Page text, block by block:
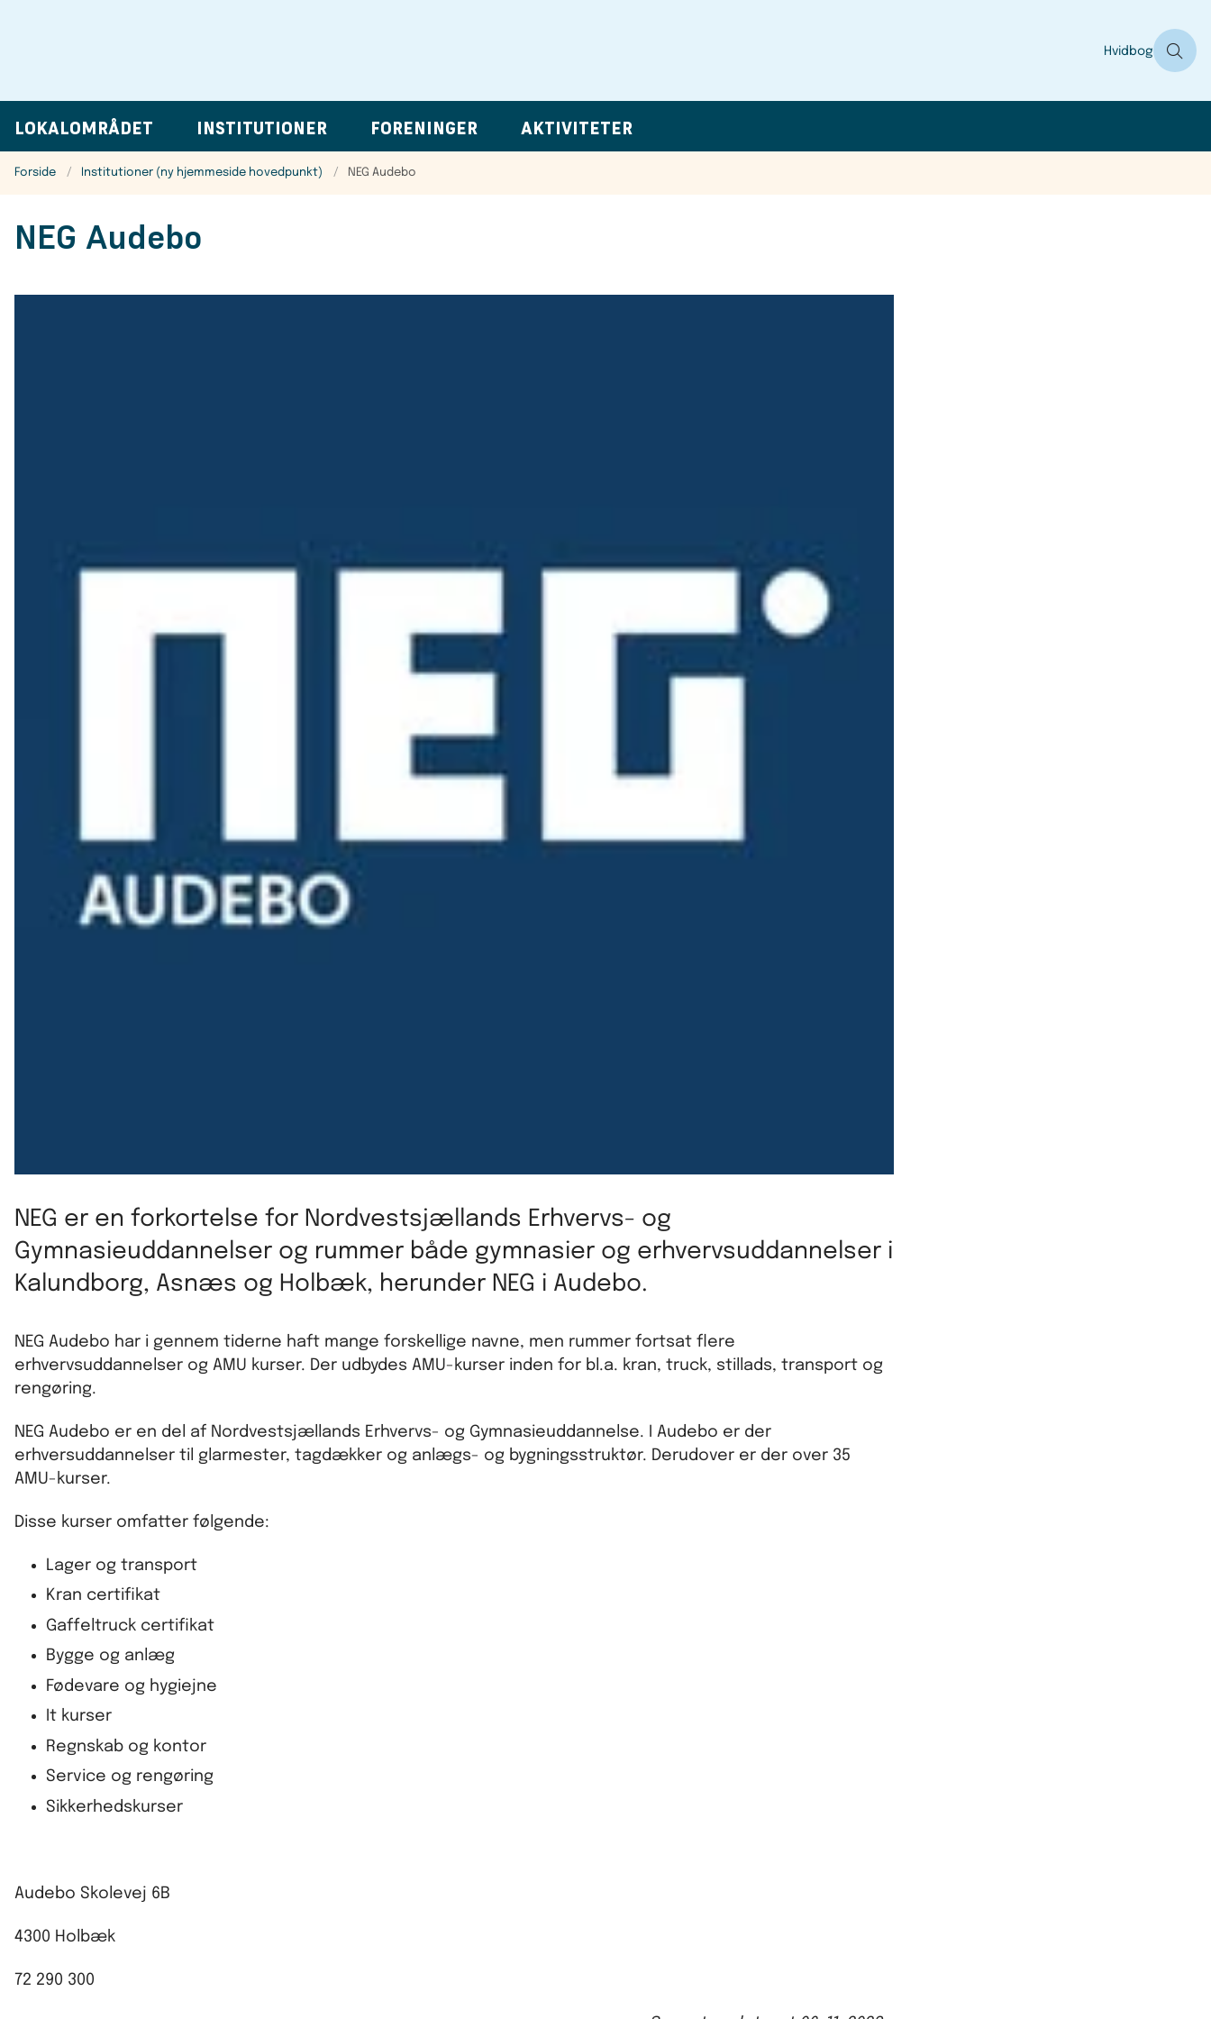
Hvidbog
LOKALOMRÅDET INSTITUTIONER FORENINGER AKTIVITETER
Forside Institutioner (ny hjemmeside hovedpunkt) NEG Audebo
NEG Audebo
NEG er en forkortelse for Nordvestsjællands Erhvervs- og
Gymnasieuddannelser og rummer både gymnasier og erhvervsuddannelser i
Kalundborg, Asnæs og Holbæk, herunder NEG i Audebo.
NEG Audebo har i gennem tiderne haft mange forskellige navne, men rummer fortsat flere
erhvervsuddannelser og AMU kurser. Der udbydes AMU-kurser inden for bl.a. kran, truck, stillads, transport og
rengøring.
NEG Audebo er en del af Nordvestsjællands Erhvervs- og Gymnasieuddannelse. I Audebo er der
erhversuddannelser til glarmester, tagdækker og anlægs- og bygningsstruktør. Derudover er der over 35
AMU-kurser.
Disse kurser omfatter følgende:
Lager og transport
Kran certifikat
Gaffeltruck certifikat
Bygge og anlæg
Fødevare og hygiejne
It kurser
Regnskab og kontor
Service og rengøring
Sikkerhedskurser
Audebo Skolevej 6B
4300 Holbæk
72 290 300